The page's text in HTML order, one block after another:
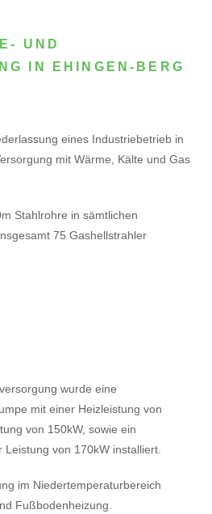
UND
IN EHINGEN-BERG
eines Industriebetrieb in
mit Wärme, Kälte und Gas
Stahlrohre in sämtlichen
75 Gashellstrahler
wurde eine
mit einer Heizleistung von
von 150kW, sowie ein
von 170kW installiert.
im Niedertemperaturbereich
Fußbodenheizung.